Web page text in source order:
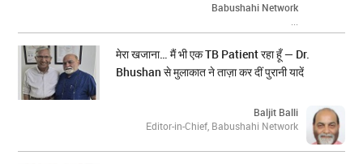
Babushahi Network
...
मेरा खजाना… मैं भी एक TB Patient रहा हूँ — Dr.
Bhushan से मुलाकात ने ताज़ा कर दीं पुरानी यादें
Baljit Balli
Editor-in-Chief, Babushahi Network